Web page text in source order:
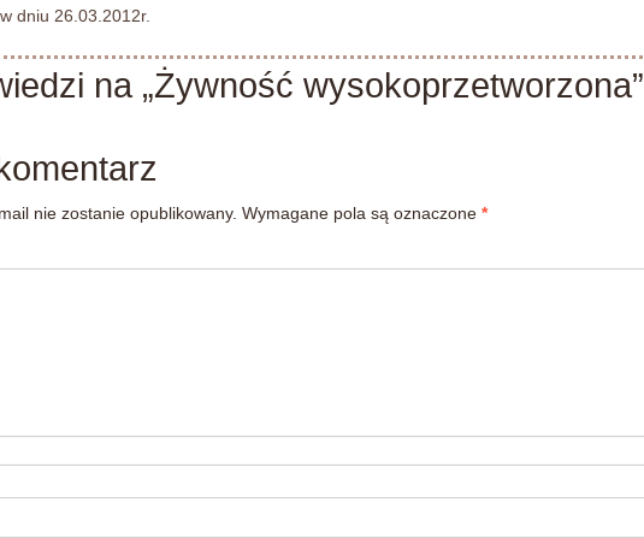
dniu 26.03.2012r.
na „Żywność wysokoprzetworzona”
nie zostanie opublikowany. Wymagane pola są oznaczone *